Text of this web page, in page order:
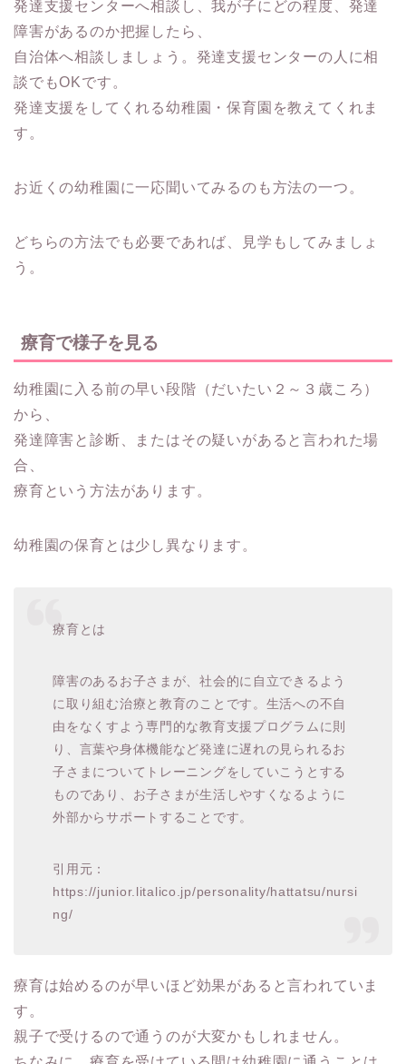
発達支援センターへ相談し、我が子にどの程度、発達
障害があるのか把握 したら、
自治体へ相談しましょう。発達支援センターの人に相
談でもOKです。
発達支援をしてくれる幼稚園・保育園を教えてくれま
す。
お近くの幼稚園に一応聞いてみるのも方法の一つ。
どちらの方法でも必要であれば、見学もしてみましょ
う。
療育で様子を見る
幼稚園に入る前の早い段階（だいたい２～３歳ころ）
から、
発達障害と診断、またはその疑いがあると言われた場
合、
療育 という方法があります。
幼稚園の保育とは少し異なります。
療育とは
障害のあるお子さまが、社会的に自立できるよう
に取り組む治療と教育のことです。生活への不自
由をなくすよう専門的な教育支援プログラムに則
り、言葉や身体機能など発達に遅れの見られるお
子さまについてトレーニングをしていこうとする
ものであり、お子さまが生活しやすくなるように
外部からサポートすることです。
引用元：
https://junior.litalico.jp/personality/hattatsu/nursi
ng/
療育は始めるのが早いほど効果がある と言われていま
す。
親子で受けるので通うのが大変かもしれません。